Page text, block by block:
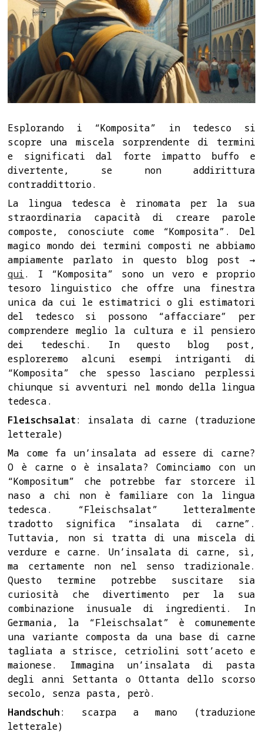
Esplorando i “Komposita” in tedesco si
scopre una miscela sorprendente di termini
e significati dal forte impatto buffo e
divertente, se non addirittura
contraddittorio.
La lingua tedesca è rinomata per la sua
straordinaria capacità di creare parole
composte, conosciute come “Komposita”. Del
magico mondo dei termini composti ne abbiamo
ampiamente parlato in questo blog post →
qui. I “Komposita” sono un vero e proprio
tesoro linguistico che offre una finestra
unica da cui le estimatrici o gli estimatori
del tedesco si possono “affacciare” per
comprendere meglio la cultura e il pensiero
dei tedeschi. In questo blog post,
esploreremo alcuni esempi intriganti di
“Komposita” che spesso lasciano perplessi
chiunque si avventuri nel mondo della lingua
tedesca.
Fleischsalat: insalata di carne (traduzione
letterale)
Ma come fa un’insalata ad essere di carne?
O è carne o è insalata? Cominciamo con un
“Kompositum” che potrebbe far storcere il
naso a chi non è familiare con la lingua
tedesca. “Fleischsalat” letteralmente
tradotto significa “insalata di carne”.
Tuttavia, non si tratta di una miscela di
verdure e carne. Un’insalata di carne, sì,
ma certamente non nel senso tradizionale.
Questo termine potrebbe suscitare sia
curiosità che divertimento per la sua
combinazione inusuale di ingredienti. In
Germania, la “Fleischsalat” è comunemente
una variante composta da una base di carne
tagliata a strisce, cetriolini sott’aceto e
maionese. Immagina un’insalata di pasta
degli anni Settanta o Ottanta dello scorso
secolo, senza pasta, però.
Handschuh: scarpa a mano (traduzione
letterale)